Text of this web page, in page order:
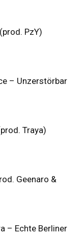
PzY)
– Unzerstörbar
Traya)
Geenaro &
– Echte Berliner